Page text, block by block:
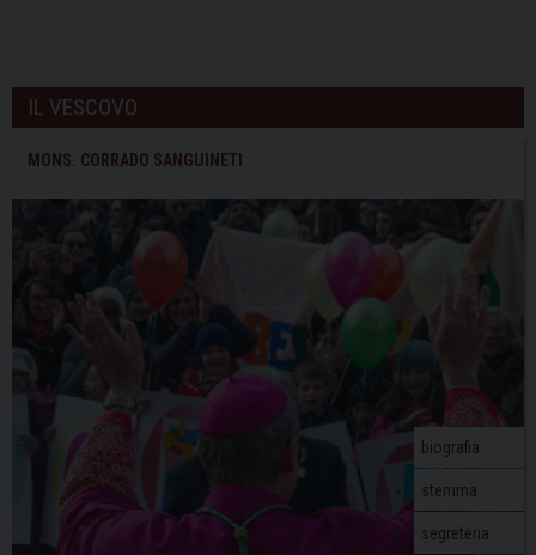
IL VESCOVO
MONS. CORRADO SANGUINETI
biografia
stemma
segreteria